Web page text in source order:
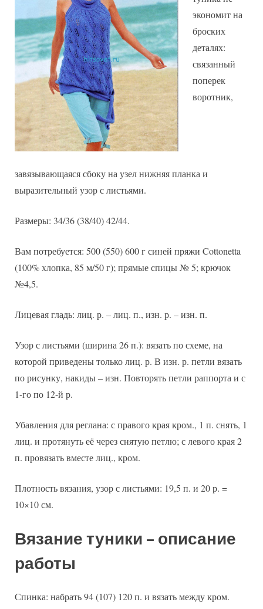
экономит на
броских
деталях:
связанный
поперек
воротник,
завязывающаяся сбоку на узел нижняя планка и
выразительный узор с листьями.
Размеры: 34/36 (38/40) 42/44.
Вам потребуется: 500 (550) 600 г синей пряжи Cottonetta
(100% хлопка, 85 м/50 г); прямые спицы № 5; крючок
№4,5.
Лицевая гладь: лиц. р. – лиц. п., изн. р. – изн. п.
Узор с листьями (ширина 26 п.): вязать по схеме, на
которой приведены только лиц. р. В изн. р. петли вязать
по рисунку, накиды – изн. Повторять петли раппорта и с
1-го по 12-й р.
Убавления для реглана: с правого края кром., 1 п. снять, 1
лиц. и протянуть её через снятую петлю; с левого края 2
п. провязать вместе лиц., кром.
Плотность вязания, узор с листьями: 19,5 п. и 20 р. =
10×10 см.
Вязание туники – описание
работы
Спинка: набрать 94 (107) 120 п. и вязать между кром.